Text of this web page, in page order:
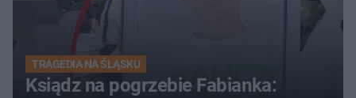
TRAGEDIA NA ŚLĄSKU
Ksiądz na pogrzebie Fabianka: